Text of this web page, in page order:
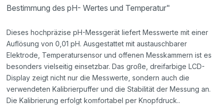
Bestimmung des pH- Wertes und Temperatur"
Dieses hochpräzise pH-Messgerät liefert Messwerte mit einer
Auflösung von 0,01 pH. Ausgestattet mit austauschbarer
Elektrode, Temperatursensor und offenen Messkammern ist es
besonders vielseitig einsetzbar. Das große, dreifarbige LCD-
Display zeigt nicht nur die Messwerte, sondern auch die
verwendeten Kalibrierpuffer und die Stabilität der Messung an.
Die Kalibrierung erfolgt komfortabel per Knopfdruck..